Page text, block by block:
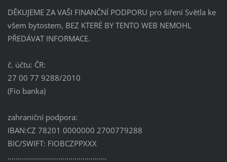
DĚKUJEME ZA VAŠI FINANČNÍ PODPORU pro šíření Světla ke
všem bytostem, BEZ KTERÉ BY TENTO WEB NEMOHL
PŘEDÁVAT INFORMACE.
č. účtu: ČR:
27 00 77 9288/2010
(Fio banka)
zahraniční podpora:
IBAN:CZ 78201 0000000 2700779288
BIC/SWIFT: FIOBCZPPXXX
.................................................